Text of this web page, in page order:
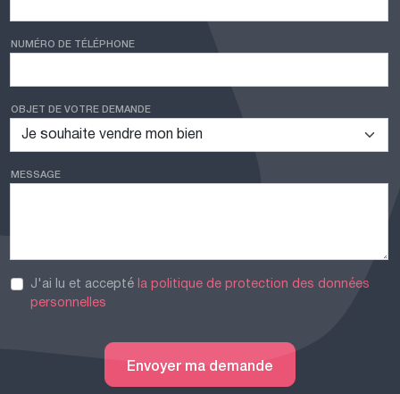
NUMÉRO DE TÉLÉPHONE
OBJET DE VOTRE DEMANDE
MESSAGE
J'ai lu et acceptéla politique de protection des données
personnelles
Envoyer ma demande